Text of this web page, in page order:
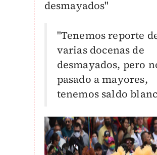
desmayados"
"Tenemos reporte
varias docenas de
desmayados, pero
pasado a mayores,
tenemos saldo